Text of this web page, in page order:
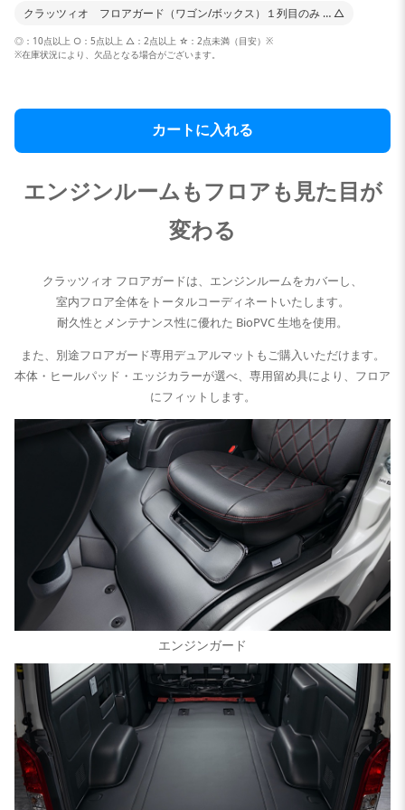
クラッツィオ フロアガード（ワゴン/ボックス）１列目のみ … △
◎：10点以上 ○：5点以上 △：2点以上 ☆：2点未満（目安）※
※在庫状況により、欠品となる場合がございます。
カートに入れる
エンジンルームもフロアも見た目が
変わる
クラッツィオ フロアガードは、エンジンルームをカバーし、
室内フロア全体をトータルコーディネートいたします。
耐久性とメンテナンス性に優れた BioPVC 生地を使用。
また、別途フロアガード専用デュアルマットもご購入いただけます。
本体・ヒールパッド・エッジカラーが選べ、専用留め具により、フロア
にフィットします。
エンジンガード